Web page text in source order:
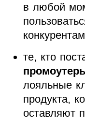
в любой
те, кто
лояльные
продукта,
оставляют